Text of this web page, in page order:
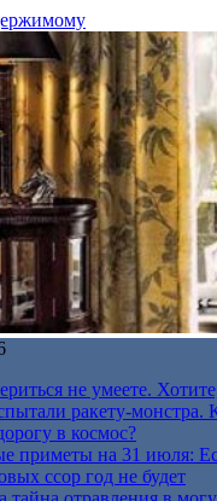
не умеете.
ракету-монстра.
в космос?
приметы на 31 июля:
ссор год не будет